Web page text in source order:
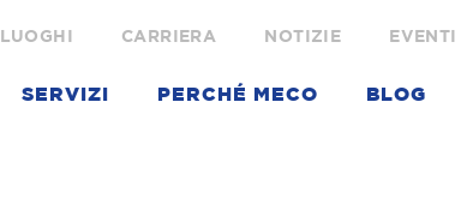
LUOGHI CARRIERA NOTIZIE EVENTI
SERVIZI PERCHÉ MECO BLOG